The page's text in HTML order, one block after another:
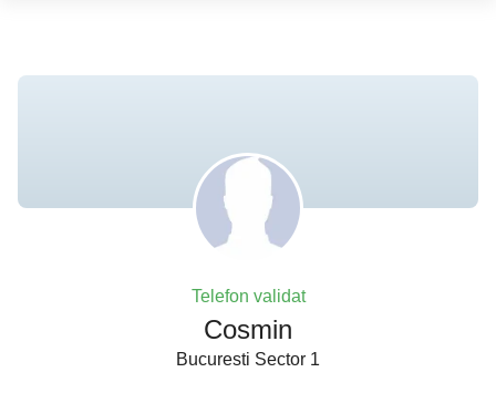
Telefon validat
Cosmin
Bucuresti Sector 1